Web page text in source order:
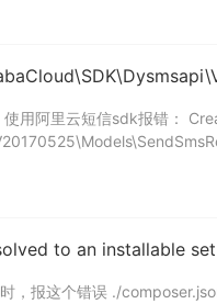
使用阿里云短信sdk报错：
to an installable
，报这个错误 ./